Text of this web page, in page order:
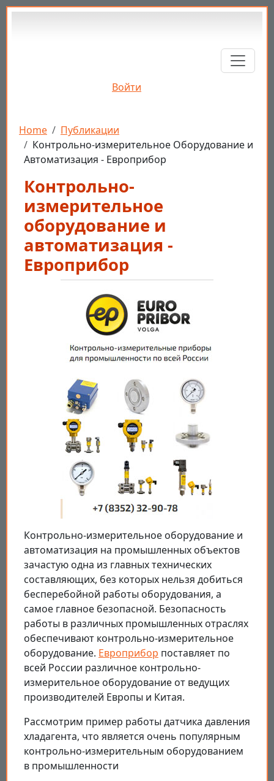
Перейти к основному содержанию
Войти
Строка навигации
Home
Публикации
Контрольно-измерительное Оборудование и
Автоматизация - Европрибор
Контрольно-
измерительное
оборудование и
автоматизация -
Европрибор
Контрольно-измерительное оборудование и
автоматизация на промышленных объектов
зачастую одна из главных технических
составляющих, без которых нельзя добиться
бесперебойной работы оборудования, а
самое главное безопасной. Безопасность
работы в различных промышленных отраслях
обеспечивают контрольно-измерительное
оборудование. Европрибор поставляет по
всей России различное контрольно-
измерительное оборудование от ведущих
производителей Европы и Китая.
Рассмотрим пример работы датчика давления
хладагента, что является очень популярным
контрольно-измерительным оборудованием
в промышленности